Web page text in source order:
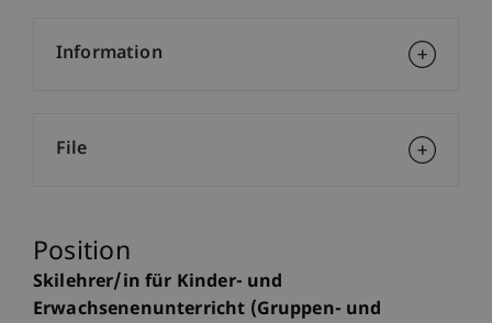
Position
Skilehrer/in für Kinder- und
Erwachsenenunterricht (Gruppen- und
Information
File